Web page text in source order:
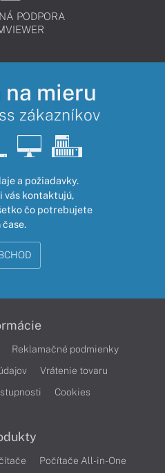
PODPORA
na mieru
zákazníkov
a požiadavky.
vás kontaktujú,
čo potrebujete
Reklamačné podmienky
Vrátenie tovaru
Cookies
Počítače All-in-One